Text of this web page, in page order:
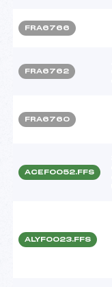
FRA6766
FRA6762
FRA6760
ACEF0052.FFS
ALYF0023.FFS